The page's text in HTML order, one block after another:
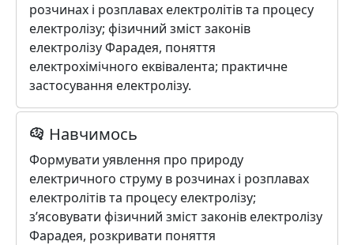
розчинах і розплавах електролітів та процесу
електролізу; фізичний зміст законів
електролізу Фарадея, поняття
електрохімічного еквівалента; практичне
застосування електролізу.
Навчимось
Формувати уявлення про природу
електричного струму в розчинах і розплавах
електролітів та процесу електролізу;
з’ясовувати фізичний зміст законів електролізу
Фарадея, розкривати поняття